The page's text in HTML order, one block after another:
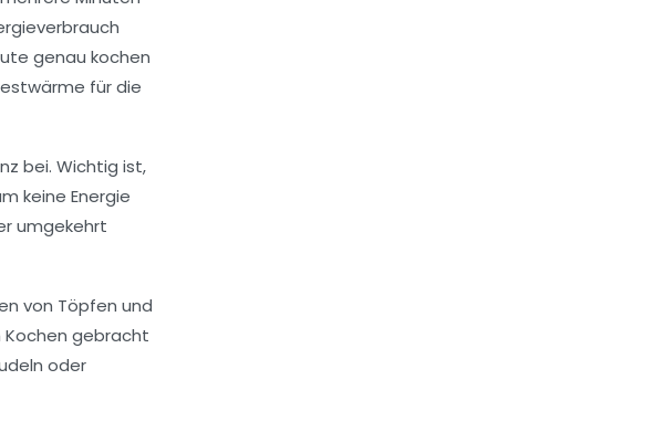
genau kochen
für die
bei. Wichtig ist,
keine Energie
umgekehrt
von Töpfen und
Kochen gebracht
oder